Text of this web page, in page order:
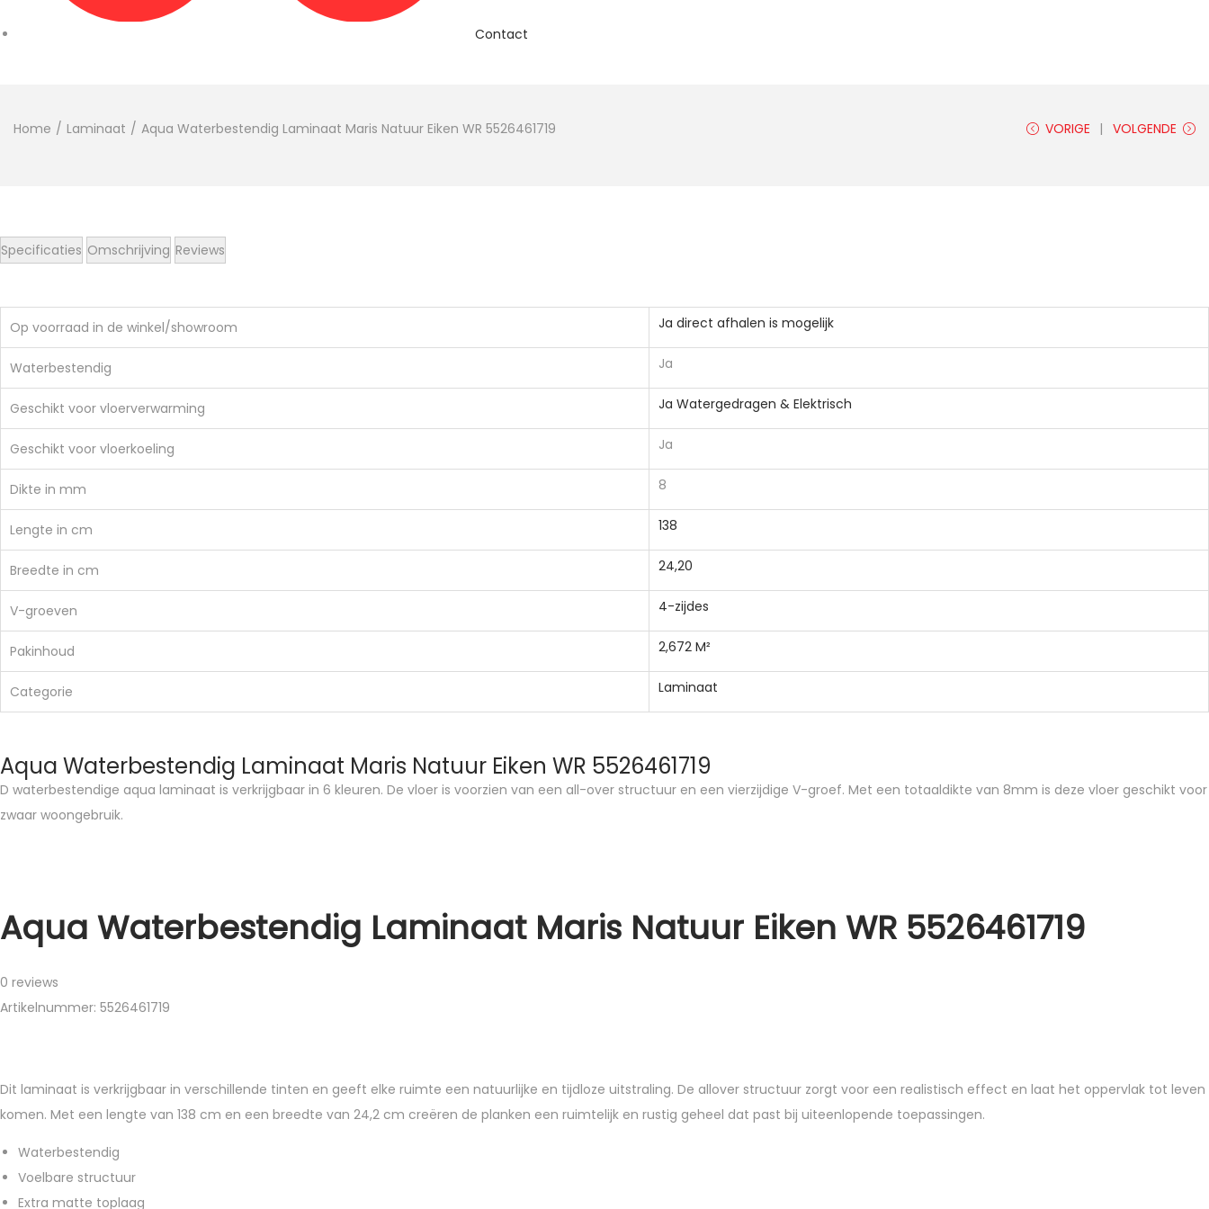
Contact
Home / Laminaat / Aqua Waterbestendig Laminaat Maris Natuur Eiken WR 5526461719 VORIGE VOLGENDE
Specificaties Omschrijving Reviews
Op voorraad in de winkel/showroom Ja direct afhalen is mogelijk
Waterbestendig Ja
Geschikt voor vloerverwarming Ja Watergedragen & Elektrisch
Geschikt voor vloerkoeling Ja
Dikte in mm 8
Lengte in cm 138
Breedte in cm 24,20
V-groeven 4-zijdes
Pakinhoud 2,672 M²
Categorie Laminaat
Aqua Waterbestendig Laminaat Maris Natuur Eiken WR 5526461719
D waterbestendige aqua laminaat is verkrijgbaar in 6 kleuren. De vloer is voorzien van een all-over structuur en een vierzijdige V-groef. Met een totaaldikte van 8mm is deze vloer geschikt voor
zwaar woongebruik.
Aqua Waterbestendig Laminaat Maris Natuur Eiken WR 5526461719
0 reviews
Artikelnummer: 5526461719
Dit laminaat is verkrijgbaar in verschillende tinten en geeft elke ruimte een natuurlijke en tijdloze uitstraling. De allover structuur zorgt voor een realistisch effect en laat het oppervlak tot leven
komen. Met een lengte van 138 cm en een breedte van 24,2 cm creëren de planken een ruimtelijk en rustig geheel dat past bij uiteenlopende toepassingen.
Waterbestendig
Voelbare structuur
Extra matte toplaag